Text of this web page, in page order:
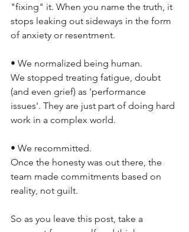
"fixing" it. When you name the truth, it
stops leaking out sideways in the form
of anxiety or resentment.
• We normalized being human.
We stopped treating fatigue, doubt
(and even grief) as 'performance
issues'. They are just part of doing hard
work in a complex world.
• We recommitted.
Once the honesty was out there, the
team made commitments based on
reality, not guilt.
So as you leave this post, take a